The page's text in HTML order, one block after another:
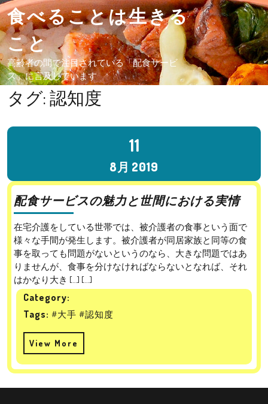
食べることは生きる
こと
高齢者の間で注目されている「配食サービ
ス」に言及しています
タグ:認知度
11
8月 2019
配食サービスの魅力と世間における実情
在宅介護をしている世帯では、被介護者の食事という面で
様々な手間が発生します。被介護者が同居家族と同等の食
事を取っても問題がないというのなら、大きな問題ではあ
りませんが、食事を分けなければならないとなれば、それ
はかなり大き […] [...]
Category:
Tags: #大手 #認知度
View More